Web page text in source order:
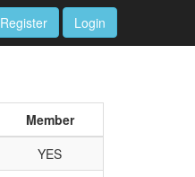
Register Login
Member
YES